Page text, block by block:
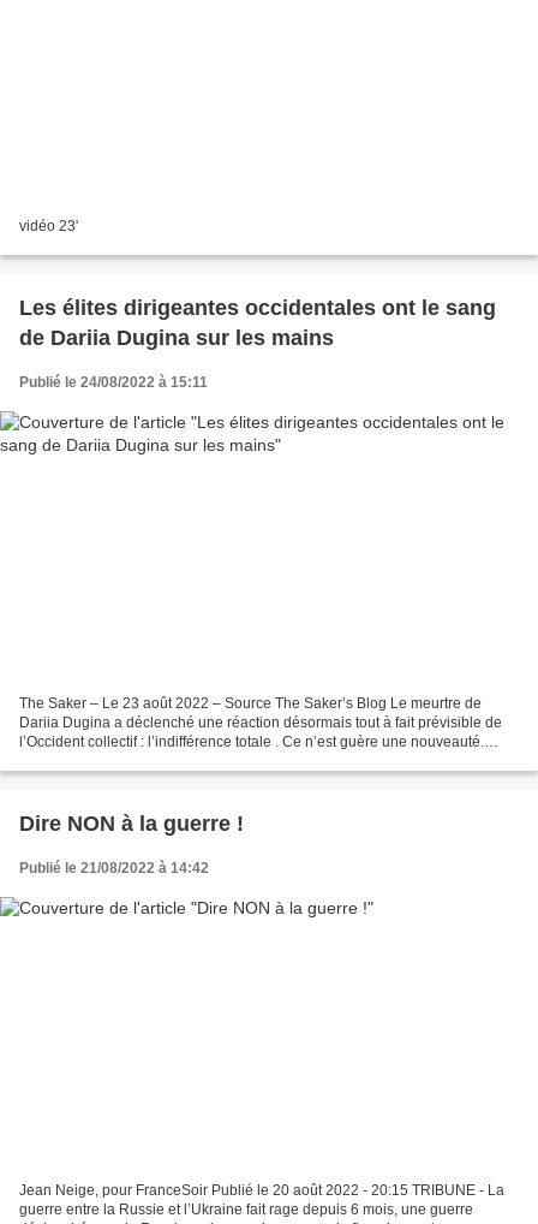
vidéo 23'
Les élites dirigeantes occidentales ont le sang
de Dariia Dugina sur les mains
Publié le 24/08/2022 à 15:11
The Saker – Le 23 août 2022 – Source The Saker’s Blog Le meurtre de
Dariia Dugina a déclenché une réaction désormais tout à fait prévisible de
l’Occident collectif : l’indifférence totale . Ce n’est guère une nouveauté.
Dire NON à la guerre !
Publié le 21/08/2022 à 14:42
Jean Neige, pour FranceSoir Publié le 20 août 2022 - 20:15 TRIBUNE - La
guerre entre la Russie et l’Ukraine fait rage depuis 6 mois, une guerre